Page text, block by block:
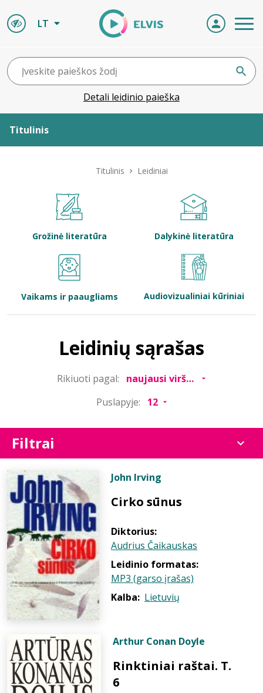
LT
Detali leidinio paieška
Titulinis
Bibliotekoms
Titulinis Leidiniai
Grožinė literatūra Dalykinė literatūra
Vaikams ir paaugliams Audiovizualiniai kūriniai
Leidinių sąrašas
Rikiuoti pagal:
Puslapyje:
Filtrai
John Irving
Cirko sūnus
Diktorius:
Audrius Čaikauskas
Leidinio formatas:
MP3 (garso įrašas)
Kalba: Lietuvių
Arthur Conan Doyle
Rinktiniai raštai. T.
6